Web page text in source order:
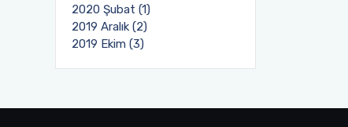
2020 Şubat (1)
2019 Aralık (2)
2019 Ekim (3)